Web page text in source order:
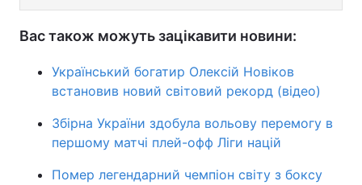
Вас також можуть зацікавити новини:
Український богатир Олексій Новіков
встановив новий світовий рекорд (відео)
Збірна України здобула вольову перемогу в
першому матчі плей-офф Ліги націй
Помер легендарний чемпіон світу з боксу